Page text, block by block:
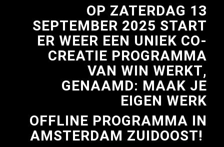
OP ZATERDAG 13
SEPTEMBER 2025 START
ER WEER EEN UNIEK CO-
CREATIE PROGRAMMA
VAN WIN WERKT,
GENAAMD: MAAK JE
EIGEN WERK
OFFLINE PROGRAMMA IN
AMSTERDAM ZUIDOOST!